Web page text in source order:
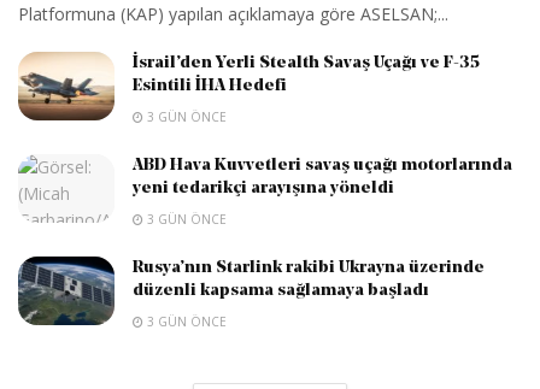
Platformuna (KAP) yapılan açıklamaya göre ASELSAN;...
İsrail’den Yerli Stealth Savaş Uçağı ve F-35
Esintili İHA Hedefi
3 GÜN ÖNCE
ABD Hava Kuvvetleri savaş uçağı motorlarında
yeni tedarikçi arayışına yöneldi
3 GÜN ÖNCE
Rusya’nın Starlink rakibi Ukrayna üzerinde
düzenli kapsama sağlamaya başladı
3 GÜN ÖNCE